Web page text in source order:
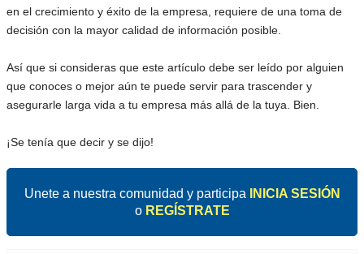
en el crecimiento y éxito de la empresa, requiere de una toma de
decisión con la mayor calidad de información posible.
Así que si consideras que este artículo debe ser leído por alguien
que conoces o mejor aún te puede servir para trascender y
asegurarle larga vida a tu empresa más allá de la tuya. Bien.
¡Se tenía que decir y se dijo!
Unete a nuestra comunidad y participa
INICIA SESIÓN
o REGÍSTRATE